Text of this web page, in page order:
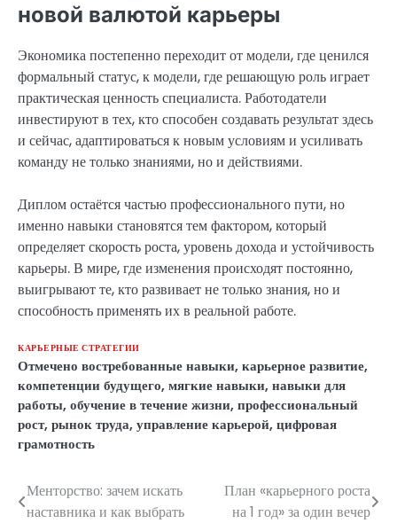
новой валютой карьеры
Экономика постепенно переходит от модели, где ценился
формальный статус, к модели, где решающую роль играет
практическая ценность специалиста. Работодатели
инвестируют в тех, кто способен создавать результат здесь
и сейчас, адаптироваться к новым условиям и усиливать
команду не только знаниями, но и действиями.
Диплом остаётся частью профессионального пути, но
именно навыки становятся тем фактором, который
определяет скорость роста, уровень дохода и устойчивость
карьеры. В мире, где изменения происходят постоянно,
выигрывают те, кто развивает не только знания, но и
способность применять их в реальной работе.
КАРЬЕРНЫЕ СТРАТЕГИИ
Отмечено востребованные навыки, карьерное развитие,
компетенции будущего, мягкие навыки, навыки для
работы, обучение в течение жизни, профессиональный
рост, рынок труда, управление карьерой, цифровая
грамотность
Навигация
Менторство: зачем искать
наставника и как выбрать
План «карьерного роста
на 1 год» за один вечер